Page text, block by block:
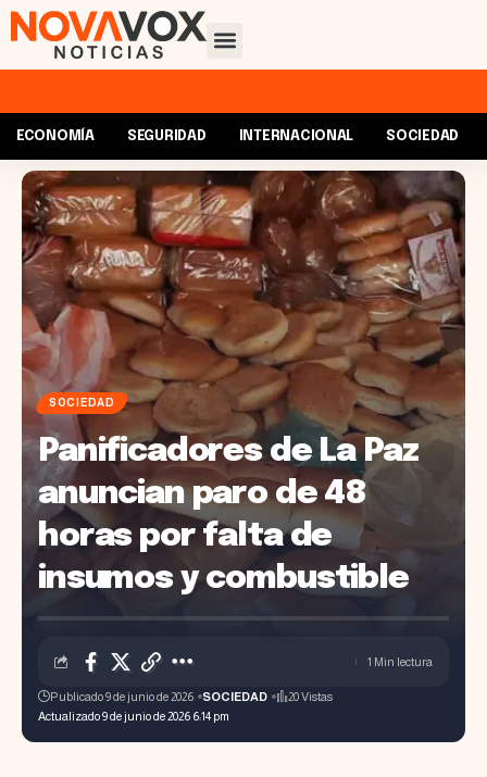
ECONOMÍA SEGURIDAD INTERNACIONAL SOCIEDAD
SOCIEDAD
Panificadores de La Paz
anuncian paro de 48
horas por falta de
insumos y combustible
Actualizado 9 de junio de 2026 6:14 pm
Publicado 9 de junio de 2026 SOCIEDAD 20 Vistas
1 Min lectura